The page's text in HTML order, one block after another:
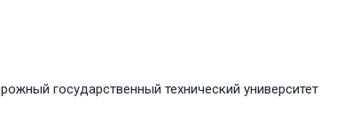
государственный технический университет